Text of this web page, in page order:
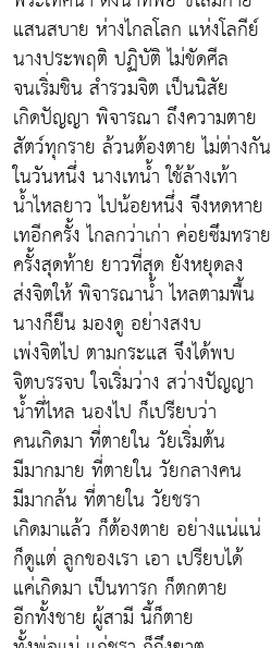
แสนสบาย ห่างไกลโลก แห่งโลกีย์
นางประพฤติ ปฏิบัติ ไม่ขัดศีล
จนเริ่มชิน สำรวมจิต เป็นนิสัย
เกิดปัญญา พิจารณา ถึงความตาย
สัตว์ทุกราย ล้วนต้องตาย ไม่ต่างกัน
ในวันหนึ่ง นางเทน้ำ ใช้ล้างเท้า
น้ำไหลยาว ไปน้อยหนึ่ง จึงหดหาย
เทอีกครั้ง ไกลกว่าเก่า ค่อยซึมทราย
ครั้งสุดท้าย ยาวที่สุด ยังหยุดลง
ส่งจิตให้ พิจารณาน้ำ ไหลตามพื้น
นางก็ยืน มองดู อย่างสงบ
เพ่งจิตไป ตามกระแส จึงได้พบ
จิตบรรจบ ใจเริ่มว่าง สว่างปัญญา
น้ำที่ไหล นองไป ก็เปรียบว่า
คนเกิดมา ที่ตายใน วัยเริ่มต้น
มีมากมาย ที่ตายใน วัยกลางคน
มีมากล้น ที่ตายใน วัยชรา
เกิดมาแล้ว ก็ต้องตาย อย่างแน่แน่
ก็ดูแต่ ลูกของเรา เอา เปรียบได้
แค่เกิดมา เป็นทารก ก็ตกตาย
อีกทั้งชาย ผู้สามี นี้ก็ตาย